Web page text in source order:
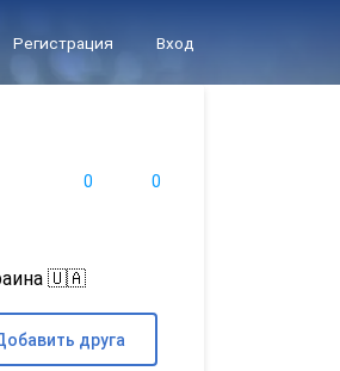
Регистрация Вход
0 0
🇺🇦
друга